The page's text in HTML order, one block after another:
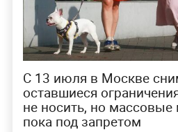
С 13 июля в Москве
оставшиеся
не носить, но массовые
пока под запретом